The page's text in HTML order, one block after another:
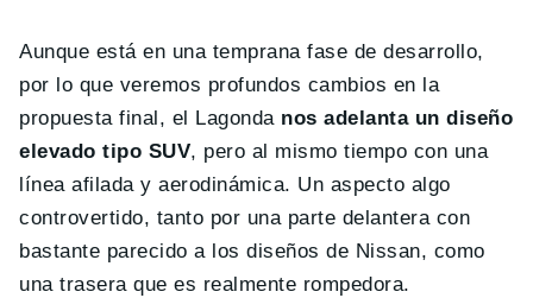
Aunque está en una temprana fase de desarrollo,
por lo que veremos profundos cambios en la
propuesta final, el Lagonda nos adelanta un diseño
elevado tipo SUV, pero al mismo tiempo con una
línea afilada y aerodinámica. Un aspecto algo
controvertido, tanto por una parte delantera con
bastante parecido a los diseños de Nissan, como
una trasera que es realmente rompedora.